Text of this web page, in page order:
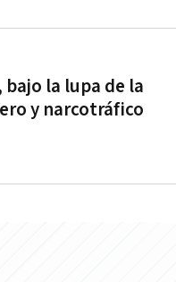
bajo la lupa de la
y narcotráfico